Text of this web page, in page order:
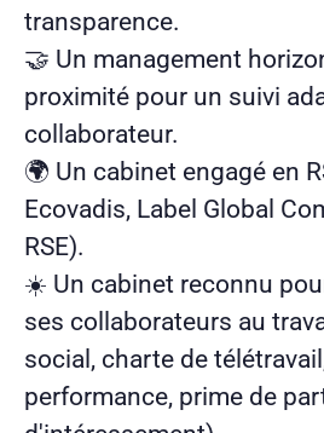
transparence.
🤝 Un management
proximité pour un suivi
collaborateur.
🌍 Un cabinet engagé en
Ecovadis, Label Global
RSE).
☀️ Un cabinet reconnu
ses collaborateurs au
social, charte de
performance, prime de